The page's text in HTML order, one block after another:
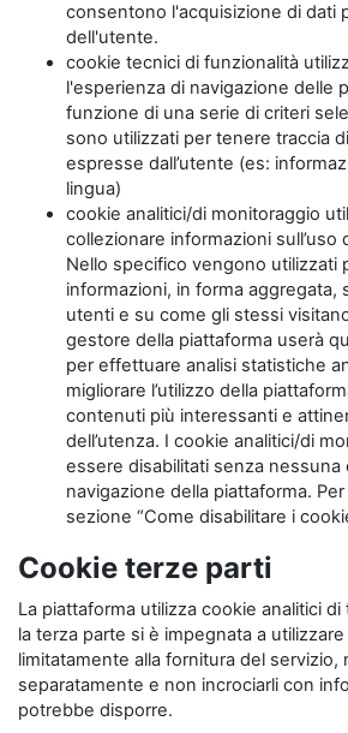
consentono l'acquisizione di dati
dell'utente.
cookie tecnici di funzionalità
l'esperienza di navigazione delle
funzione di una serie di criteri
sono utilizzati per tenere traccia
espresse dall’utente (es:
lingua)
cookie analitici/di monitoraggio
collezionare informazioni sull’uso
Nello specifico vengono utilizzati
informazioni, in forma aggregata,
utenti e su come gli stessi
gestore della piattaforma userà
per effettuare analisi statistiche
migliorare l’utilizzo della
contenuti più interessanti e
dell’utenza. I cookie analitici/di
essere disabilitati senza
navigazione della piattaforma.
sezione “Come disabilitare i
Cookie terze parti
La piattaforma utilizza cookie analitici
la terza parte si è impegnata a
limitatamente alla fornitura del servizio,
separatamente e non incrociarli con
potrebbe disporre.